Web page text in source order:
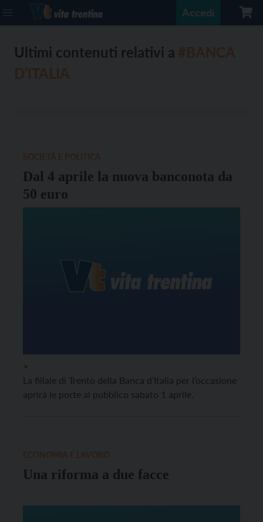
Accedi
Ultimi contenuti relativi a
Dal 4 aprile la nuova banconota da
50 euro
>
La filiale di Trento della Banca d’Italia per l’occasione
aprirà le porte al pubblico sabato 1 aprile.
Una riforma a due facce